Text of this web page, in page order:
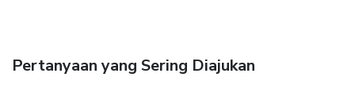
Pertanyaan yang Sering Diajukan